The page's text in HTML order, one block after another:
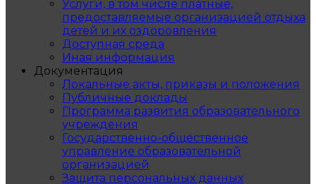
Услуги, в том числе платные,
предоставляемые организацией отдыха
детей и их оздоровления
Доступная среда
Иная информация
Документация
Локальные акты, приказы и положения
Публичные доклады
Программа развития образовательного
учреждения
Государственно-общественное
управление образовательной
организацией
Защита персональных данных